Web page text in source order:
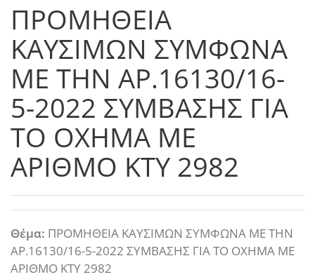
ΠΡΟΜΗΘΕΙΑ
ΚΑΥΣΙΜΩΝ ΣΥΜΦΩΝΑ
ΜΕ ΤΗΝ ΑΡ.16130/16-
5-2022 ΣΥΜΒΑΣΗΣ ΓΙΑ
ΤΟ ΟΧΗΜΑ ΜΕ
ΑΡΙΘΜΟ ΚΤΥ 2982
Θέμα: ΠΡΟΜΗΘΕΙΑ ΚΑΥΣΙΜΩΝ ΣΥΜΦΩΝΑ ΜΕ ΤΗΝ
ΑΡ.16130/16-5-2022 ΣΥΜΒΑΣΗΣ ΓΙΑ ΤΟ ΟΧΗΜΑ ΜΕ
ΑΡΙΘΜΟ ΚΤΥ 2982